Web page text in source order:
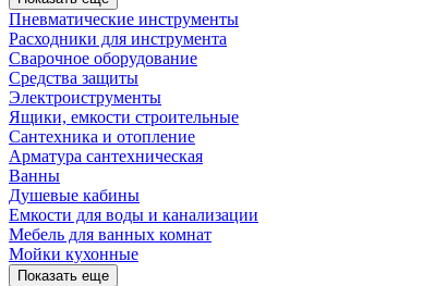
Пневматические инструменты
Расходники для инструмента
Сварочное оборудование
Средства защиты
Электроиструменты
Ящики, емкости строительные
Сантехника и отопление
Арматура сантехническая
Ванны
Душевые кабины
Емкости для воды и канализации
Мебель для ванных комнат
Мойки кухонные
Показать еще